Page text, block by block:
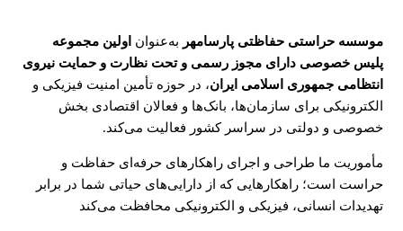
موسسه حراستی حفاظتی پارسامهر به‌عنوان اولین مجموعه
پلیس خصوصی دارای مجوز رسمی و تحت نظارت و حمایت نیروی
انتظامی جمهوری اسلامی ایران، در حوزه تأمین امنیت فیزیکی و
الکترونیکی برای سازمان‌ها، بانک‌ها و فعالان اقتصادی بخش
خصوصی و دولتی در سراسر کشور فعالیت می‌کند.
مأموریت ما طراحی و اجرای راهکارهای حرفه‌ای حفاظت و
حراست است؛ راهکارهایی که از دارایی‌های حیاتی شما در برابر
تهدیدات انسانی، فیزیکی و الکترونیکی محافظت می‌کند